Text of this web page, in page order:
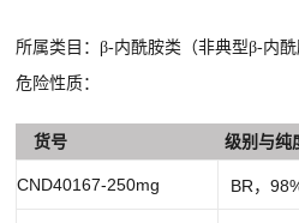
所属类目：β-内酰胺类（非典型β-内酰
危险性质：
货号 级别与纯
CND40167-250mg BR，